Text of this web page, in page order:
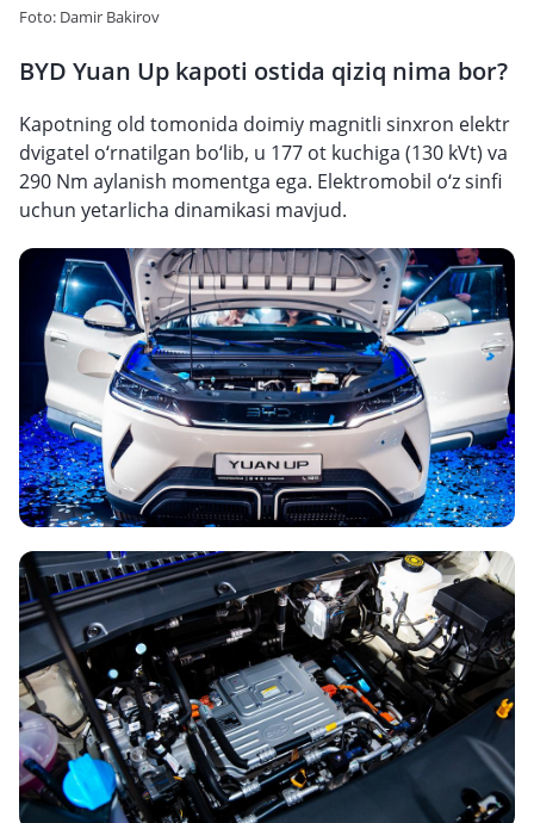
Foto: Damir Bakirov
BYD Yuan Up kapoti ostida qiziq nima bor?
Kapotning old tomonida doimiy magnitli sinxron elektr
dvigatel o‘rnatilgan bo‘lib, u 177 ot kuchiga (130 kVt) va
290 Nm aylanish momentga ega. Elektromobil o‘z sinfi
uchun yetarlicha dinamikasi mavjud.